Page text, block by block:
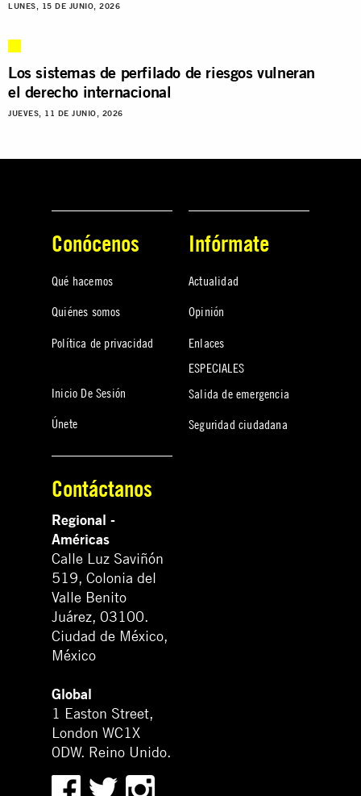
LUNES, 15 DE JUNIO, 2026
Los sistemas de perfilado de riesgos vulneran
el derecho internacional
JUEVES, 11 DE JUNIO, 2026
Conócenos
Qué hacemos
Quiénes somos
Política de privacidad
Inicio De Sesión
Únete
Infórmate
Actualidad
Opinión
Enlaces
ESPECIALES
Salida de emergencia
Seguridad ciudadana
Contáctanos
Regional -
Américas
Calle Luz Saviñón
519, Colonia del
Valle Benito
Juárez, 03100.
Ciudad de México,
México
Global
1 Easton Street,
London WC1X
0DW. Reino Unido.